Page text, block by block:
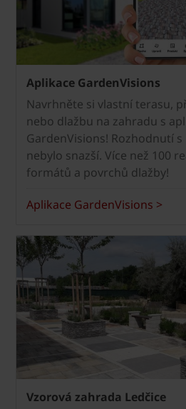
Aplikace GardenVisions
Navrhněte si vlastní terasu,
nebo dlažbu na zahradu s
GardenVisions! Rozhodnutí
nebylo snazší. Více než 100
formátů a povrchů dlažby!
Aplikace GardenVisions >
Vzorová zahrada Ledčice